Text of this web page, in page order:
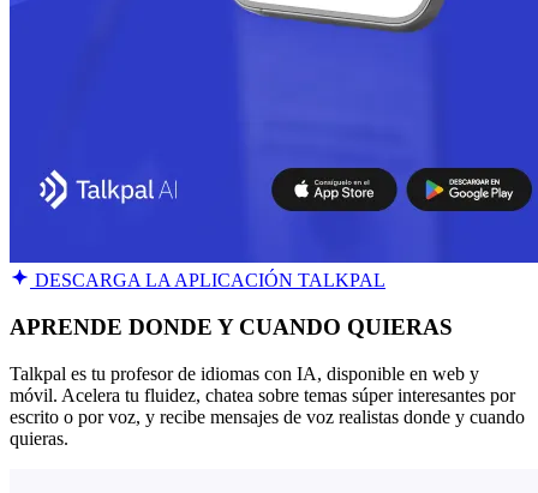
DESCARGA LA APLICACIÓN TALKPAL
APRENDE DONDE Y CUANDO QUIERAS
Talkpal es tu profesor de idiomas con IA, disponible en web y
móvil. Acelera tu fluidez, chatea sobre temas súper interesantes por
escrito o por voz, y recibe mensajes de voz realistas donde y cuando
quieras.